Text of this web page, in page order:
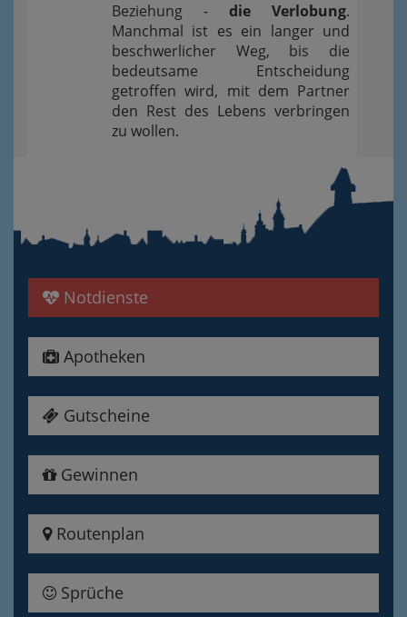
Beziehung - die Verlobung.
Manchmal ist es ein langer und
beschwerlicher Weg, bis die
bedeutsame Entscheidung
getroffen wird, mit dem Partner
den Rest des Lebens verbringen
zu wollen.
Notdienste
Apotheken
Gutscheine
Gewinnen
Routenplan
Sprüche